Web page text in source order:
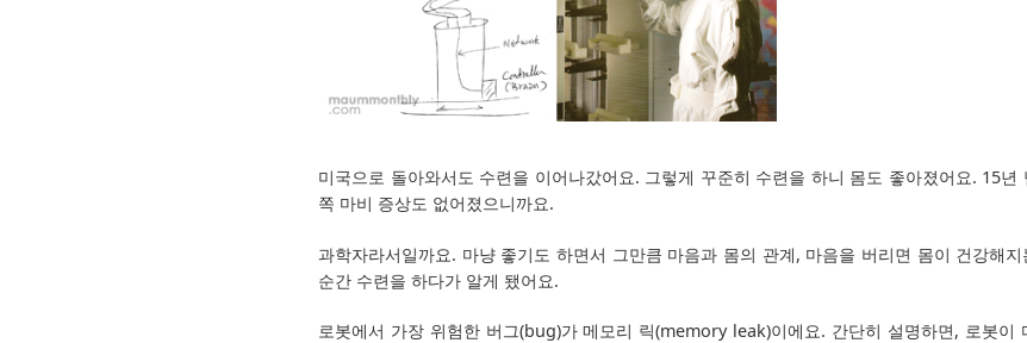
미국으로 돌아와서도 수련을 이어나갔어요. 그렇게 꾸준히 수련을 하니 몸도 좋아졌어요. 15
쪽 마비 증상도 없어졌으니까요.
과학자라서일까요. 마냥 좋기도 하면서 그만큼 마음과 몸의 관계, 마음을 버리면 몸이 건강해
순간 수련을 하다가 알게 됐어요.
로봇에서 가장 위험한 버그(bug)가 메모리 릭(memory leak)이에요. 간단히 설명하면, 로봇이